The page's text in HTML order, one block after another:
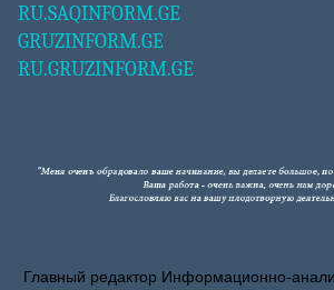
RU.SAQINFORM.GE
GRUZINFORM.GE
RU.GRUZINFORM.GE
Главный редактор Информационно-